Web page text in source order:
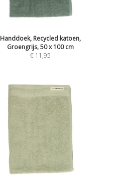
Handdoek, Recycled katoen,
Groengrijs, 50 x 100 cm
€ 11,95